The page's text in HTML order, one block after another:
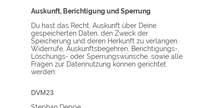
Auskunft, Berichtigung und Sperrung
Du hast das Recht, Auskunft über Deine
gespeicherten Daten, den Zweck der
Speicherung und deren Herkunft zu verlangen.
Widerrufe, Auskunftsbegehren, Berichtigungs-,
Löschungs- oder Sperrungswünsche, sowie alle
Fragen zur Datennutzung können gerichtet
werden:
DVM23